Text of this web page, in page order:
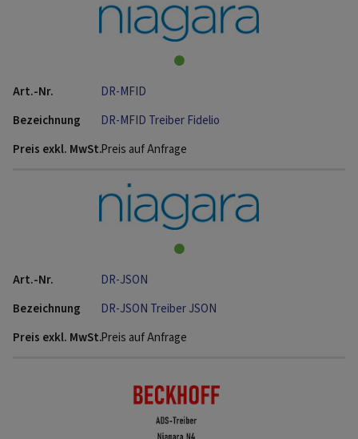
DR-MFID
DR-MFID Treiber Fidelio
Preis auf Anfrage
DR-JSON
DR-JSON Treiber JSON
Preis auf Anfrage